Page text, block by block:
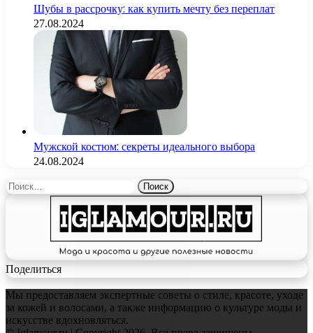
Шубы в рассрочку: как купить мечту без переплат
27.08.2024
Мужской костюм: секреты идеального выбора
24.08.2024
Найти:
Поделиться
Мы предоставляем экспертные советы о стиле, красоте, уходе
за кожей и волосами, а также информацию о культуре моды и
искусстве вдохновляться.